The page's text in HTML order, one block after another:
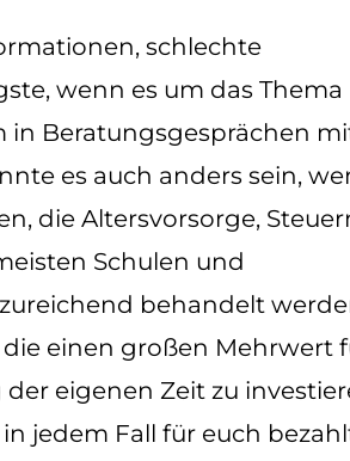
schlechte
wenn es um das Thema
in Beratungsgesprächen
es auch anders sein,
die Altersvorsorge,
Schulen und
behandelt
die einen großen Mehrwert
eigenen Zeit zu
jedem Fall für euch